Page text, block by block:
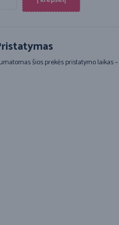
šios prekės pristatymo laikas –